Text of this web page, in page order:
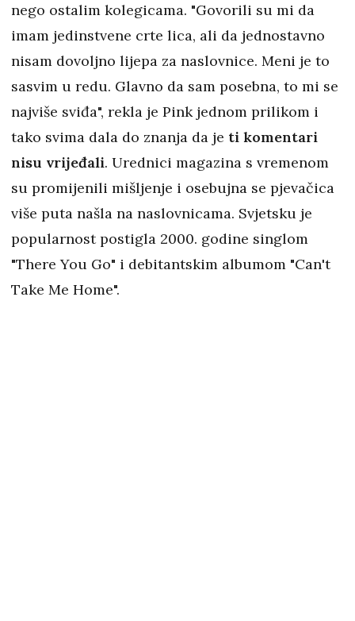
nego ostalim kolegicama. "Govorili su mi da
imam jedinstvene crte lica, ali da jednostavno
nisam dovoljno lijepa za naslovnice. Meni je to
sasvim u redu. Glavno da sam posebna, to mi se
najviše sviđa", rekla je Pink jednom prilikom i
tako svima dala do znanja da je ti komentari
nisu vrijeđali. Urednici magazina s vremenom
su promijenili mišljenje i osebujna se pjevačica
više puta našla na naslovnicama. Svjetsku je
popularnost postigla 2000. godine singlom
"There You Go" i debitantskim albumom "Can't
Take Me Home".